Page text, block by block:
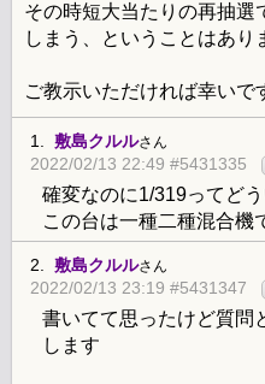
その時短大当たりの再抽選
しまう、ということはあり
ご教示いただければ幸いで
1. 敷島クルルさん
2022/02/13 22:49 #5431335
確変なのに1/319ってど
この台は一種二種混合機
2. 敷島クルルさん
2022/02/13 23:19 #5431347
書いてて思ったけど質問
します